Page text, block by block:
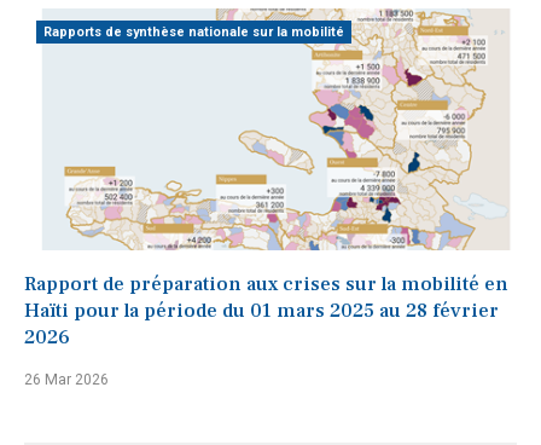
Rapport de préparation aux crises sur la mobilité en
Haïti pour la période du 01 mars 2025 au 28 février
2026
26 Mar 2026
Rapports de synthèse nationale sur la mobilité